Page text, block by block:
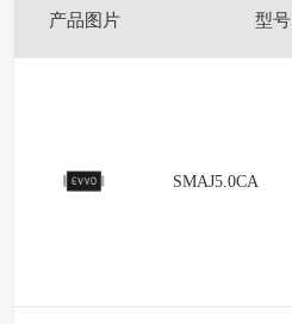
产品图片 型号
SMAJ5.0CA